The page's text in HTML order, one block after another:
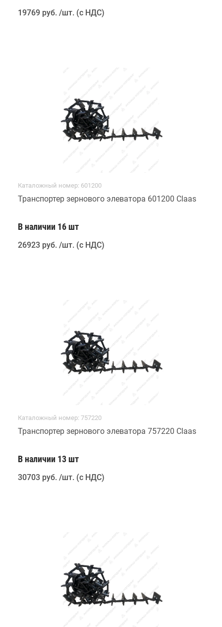
19769 руб. /шт. (с НДС)
Каталожный номер: 601200
Транспортер зернового элеватора 601200 Claas
В наличии 16 шт
26923 руб. /шт. (с НДС)
Каталожный номер: 757220
Транспортер зернового элеватора 757220 Claas
В наличии 13 шт
30703 руб. /шт. (с НДС)